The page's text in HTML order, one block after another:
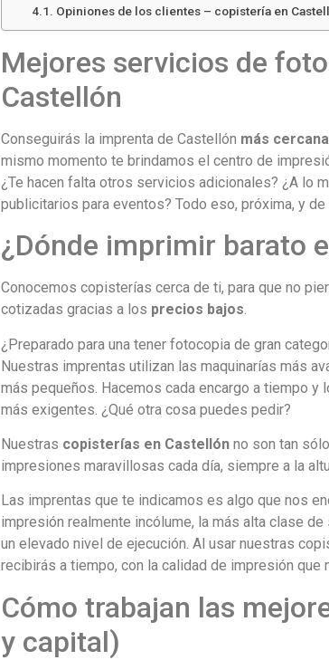
Opiniones de los clientes – copistería en
Mejores servicios de
Castellón
Conseguirás la imprenta de Castellón más
mismo momento te brindamos el centro de
¿Te hacen falta otros servicios adicionales? ¿A lo
publicitarios para eventos? Todo eso, próxima, y de
¿Dónde imprimir barato
Conocemos copisterías cerca de ti, para que no
cotizadas gracias a los precios bajos.
¿Preparado para una tener fotocopia de gran
Nuestras imprentas utilizan las maquinarías más
más pequeños. Hacemos cada encargo a tiempo
más exigentes. ¿Qué otra cosa puedes pedir?
Nuestras copisterías en Castellón no son tan
impresiones maravillosas cada día, siempre a la
Las imprentas que te indicamos es algo que nos
impresión realmente incólume, la más alta clase
un elevado nivel de ejecución. Al usar nuestras
recibirás a tiempo, con la calidad de impresión que
Cómo trabajan las
y capital)